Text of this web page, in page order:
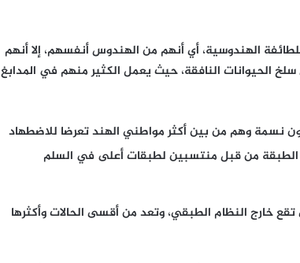
الهندوسية، أي أنهم من الهندوس أنفسهم، إلا أنهم
الحيوانات النافقة، حيث يعمل الكثير منهم في المدابغ
الطبقة من قبل منتسبين لطبقات أعلى في السلم
خارج النظام الطبقي، وتعد من أقسى الحالات وأكثرها